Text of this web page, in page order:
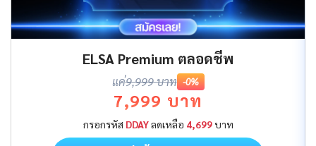
ELSA Premium ตลอดชีพ
แค่9,999 บาท -0%
7,999 บาท
กรอกรหัส DDAYลดเหลือ 4,699บาท